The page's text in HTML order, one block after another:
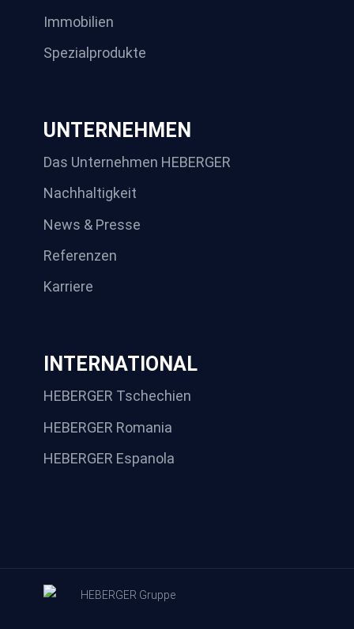
Immobilien
Spezialprodukte
UNTERNEHMEN
Das Unternehmen HEBERGER
Nachhaltigkeit
News & Presse
Referenzen
Karriere
INTERNATIONAL
HEBERGER Tschechien
HEBERGER Romania
HEBERGER Espanola